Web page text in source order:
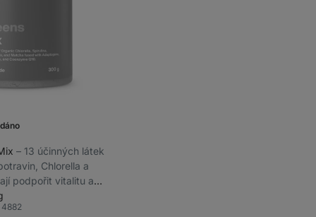
⁠–⁠ 13 účinných látek
Chlorella a
podpořit vitalitu a
stravy
4882